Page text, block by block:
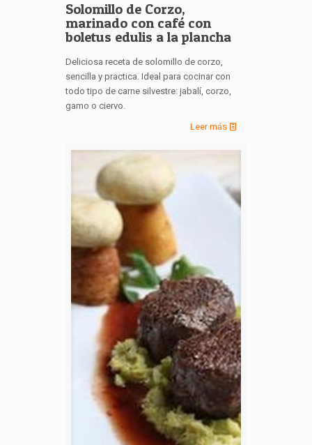
Solomillo de Corzo,
marinado con café con
boletus edulis a la plancha
Deliciosa receta de solomillo de corzo,
sencilla y practica. Ideal para cocinar con
todo tipo de carne silvestre: jabalí, corzo,
gamo o ciervo.
Leer más